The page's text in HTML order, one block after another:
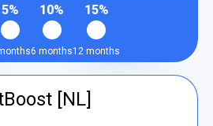
5% 10%
6 months
15%
12 months
[NL]